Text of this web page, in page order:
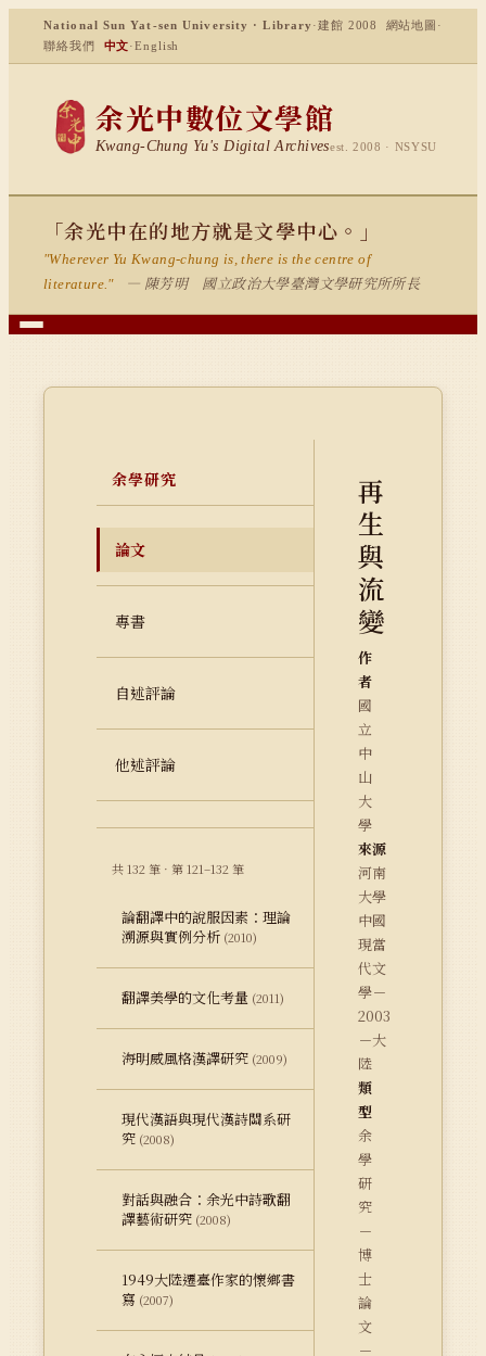
National Sun Yat-sen University · Library ·建館 2008 網站地圖 ·
聯絡我們
中文·English
余光中數位文學館
Kwang-Chung Yu's Digital Archivesest. 2008 · NSYSU
「余光中在的地方就是文學中心。」
"Wherever Yu Kwang-chung is, there is the centre of
literature."
— 陳芳明 國立政治大學臺灣文學研究所所長
余學研究
論文
專書
自述評論
他述評論
共 132 筆 · 第 121–132 筆
論翻譯中的說服因素：理論
溯源與實例分析 (2010)
翻譯美學的文化考量 (2011)
海明威風格漢譯研究 (2009)
現代漢語與現代漢詩關系研
究 (2008)
對話與融合：余光中詩歌翻
譯藝術研究 (2008)
1949大陸遷臺作家的懷鄉書
寫 (2007)
再
生
與
流
變
作
者
國
立
中
山
大
學
來源
河南
大學
中國
現當
代文
學－
2003
－大
陸
類
型
余
學
研
究
－
博
士
論
文
－